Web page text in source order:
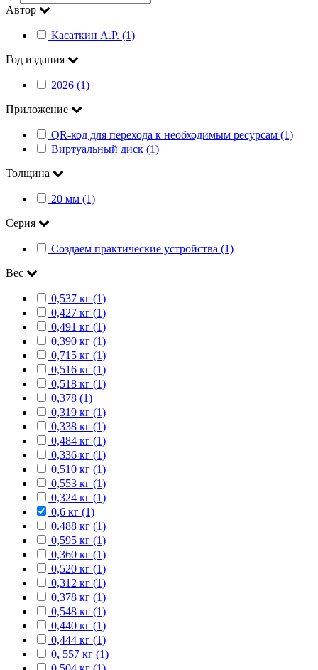
Автор
Касаткин А.Р. (1)
Год издания
2026 (1)
Приложение
QR-код для перехода к необходимым ресурсам (1)
Виртуальный диск (1)
Толщина
20 мм (1)
Серия
Создаем практические устройства (1)
Вес
0,537 кг (1)
0,427 кг (1)
0,491 кг (1)
0,390 кг (1)
0,715 кг (1)
0,516 кг (1)
0,518 кг (1)
0,378 (1)
0,319 кг (1)
0,338 кг (1)
0,484 кг (1)
0,336 кг (1)
0,510 кг (1)
0,553 кг (1)
0,324 кг (1)
0,6 кг (1)
0.488 кг (1)
0,595 кг (1)
0,360 кг (1)
0,520 кг (1)
0,312 кг (1)
0,378 кг (1)
0,548 кг (1)
0,440 кг (1)
0,444 кг (1)
0, 557 кг (1)